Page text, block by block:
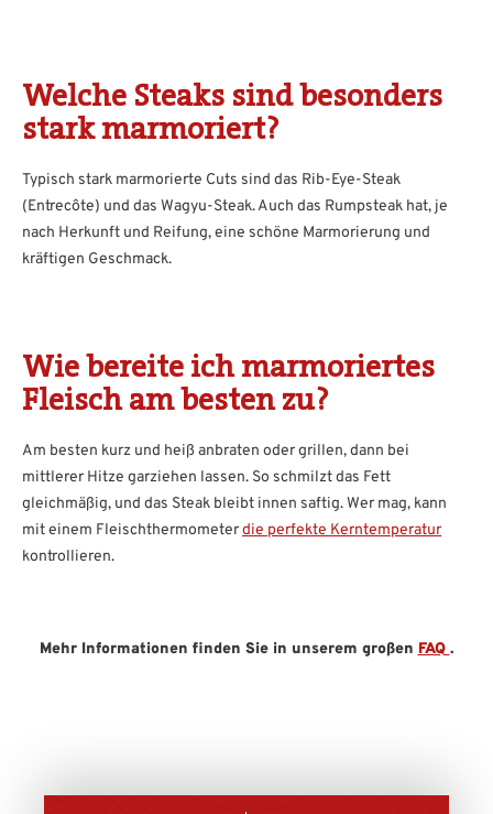
Welche Steaks sind besonders
stark marmoriert?
Typisch stark marmorierte Cuts sind das Rib-Eye-Steak
(Entrecôte) und das Wagyu-Steak. Auch das Rumpsteak hat, je
nach Herkunft und Reifung, eine schöne Marmorierung und
kräftigen Geschmack.
Wie bereite ich marmoriertes
Fleisch am besten zu?
Am besten kurz und heiß anbraten oder grillen, dann bei
mittlerer Hitze garziehen lassen. So schmilzt das Fett
gleichmäßig, und das Steak bleibt innen saftig. Wer mag, kann
mit einem Fleischthermometerdie perfekte Kerntemperatur
kontrollieren.
Mehr Informationen finden Sie in unserem großen FAQ .